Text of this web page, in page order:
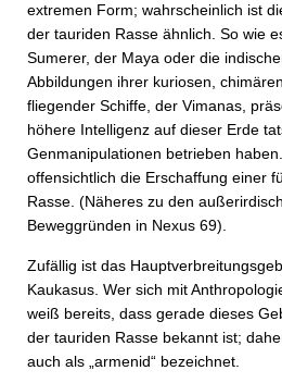
extremen Form; wahrscheinlich ist
der tauriden Rasse ähnlich. So wie
Sumerer, der Maya oder die
Abbildungen ihrer kuriosen,
fliegender Schiffe, der Vimanas,
höhere Intelligenz auf dieser Erde
Genmanipulationen betrieben
offensichtlich die Erschaffung einer
Rasse. (Näheres zu den
Beweggründen in Nexus 69).
Zufällig ist das
Kaukasus. Wer sich mit
weiß bereits, dass gerade dieses
der tauriden Rasse bekannt ist;
auch als „armenid“ bezeichnet.